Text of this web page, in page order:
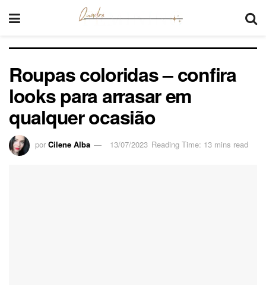
Roupas coloridas – confira
looks para arrasar em
qualquer ocasião
por Cilene Alba 13/07/2023 Reading Time: 13 mins read